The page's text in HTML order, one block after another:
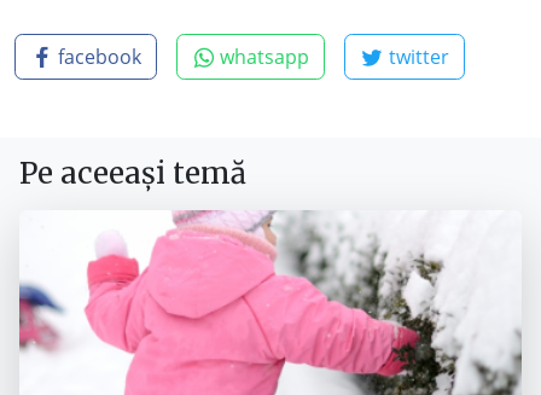
facebook whatsapp twitter
Pe aceeași temă